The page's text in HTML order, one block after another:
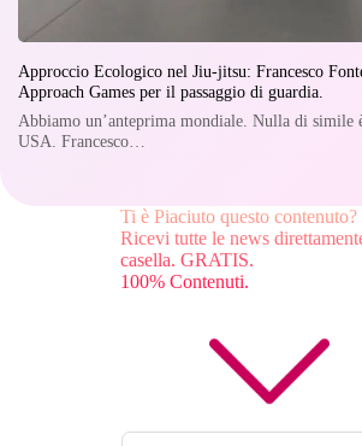
Approccio Ecologico nel Jiu-jitsu: Francesco
Approach Games per il passaggio di guardia.
Abbiamo un’anteprima mondiale. Nulla di simile
USA. Francesco…
Ti è Piaciuto questo contenuto?
Ricevi tutte le news
casella. GRATIS.
100% Contenuti.